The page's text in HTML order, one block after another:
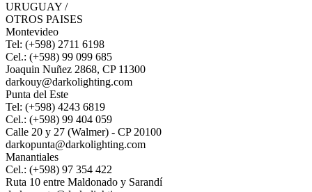
URUGUAY /
OTROS PAISES
Montevideo
Tel: (+598) 2711 6198
Cel.: (+598) 99 099 685
Joaquin Nuñez 2868, CP 11300
darkouy@darkolighting.com
Punta del Este
Tel: (+598) 4243 6819
Cel.: (+598) 99 404 059
Calle 20 y 27 (Walmer) - CP 20100
darkopunta@darkolighting.com
Manantiales
Cel.: (+598) 97 354 422
Ruta 10 entre Maldonado y Sarandí